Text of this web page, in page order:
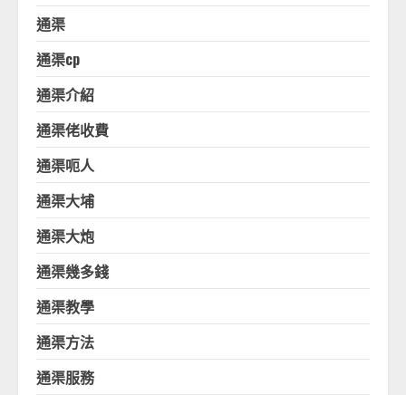
通渠
通渠cp
通渠介紹
通渠佬收費
通渠呃人
通渠大埔
通渠大炮
通渠幾多錢
通渠教學
通渠方法
通渠服務